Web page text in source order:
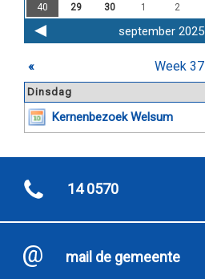
40
29 30 1 2
september 2025
« Week 37
Dinsdag
Kernenbezoek Welsum
14 0570
mail de gemeente